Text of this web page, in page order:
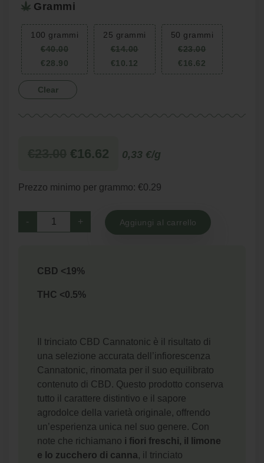
da
€14.00
€40.00
da
€10.12
a
€28.90
Grammi
100 grammi
€40.00
€28.90
25 grammi
€14.00
€10.12
50 grammi
€23.00
€16.62
Clear
Il
originale
€23.00.
€16.62
attuale
€16.62.
0,33 €/g
Prezzo minimo per grammo: €0.29
-
Cannatonic
-
quantità
+ Aggiungi al carrello
CBD <19%
THC <0.5%
Il trinciato CBD Cannatonic è il risultato di
una selezione accurata dell’infiorescenza
Cannatonic, rinomata per il suo equilibrato
contenuto di CBD. Questo prodotto conserva
tutto il carattere distintivo e il sapore
agrodolce della varietà originale, offrendo
un’esperienza unica nel suo genere. Con
note che richiamano i fiori freschi, il limone
e lo zucchero di canna, il trinciato